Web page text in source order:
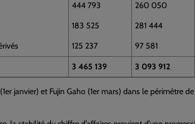
444 793
183 525
125 237
260 050
281 444
97 581
3 465 139 3 093 912
janvier) et Fujin Gaho (1er mars) dans le périmètre